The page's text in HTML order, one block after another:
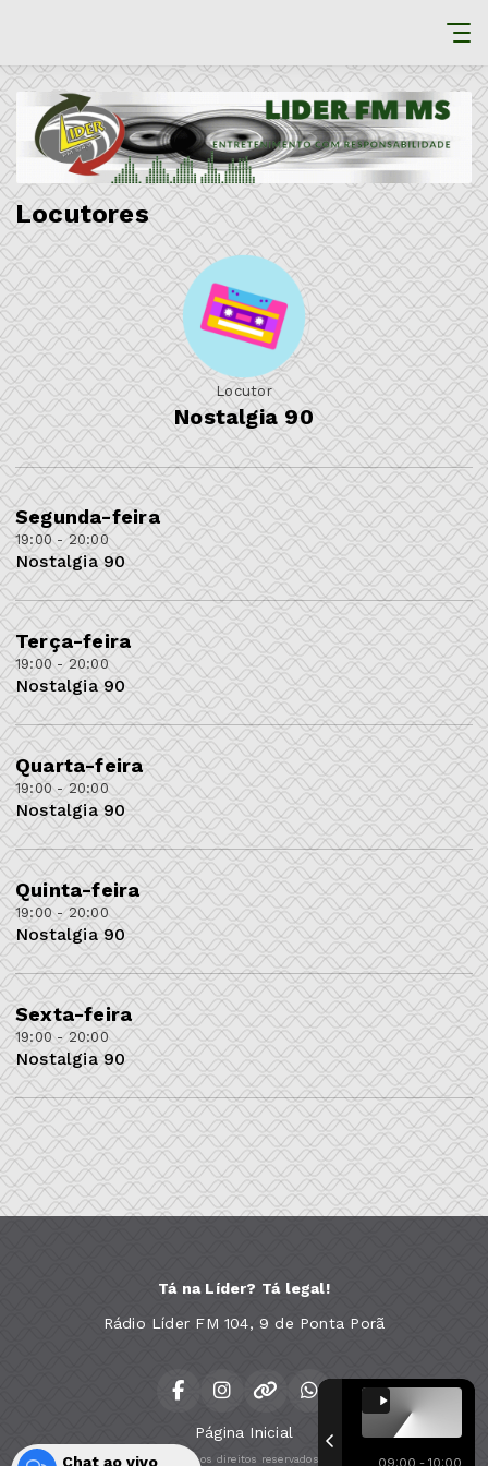
09:00 - 10:00
Locutores
Locutor
Nostalgia 90
Segunda-feira
19:00 - 20:00
Nostalgia 90
Terça-feira
19:00 - 20:00
Nostalgia 90
Quarta-feira
19:00 - 20:00
Nostalgia 90
Quinta-feira
19:00 - 20:00
Nostalgia 90
Sexta-feira
19:00 - 20:00
Nostalgia 90
Tá na Líder? Tá legal!
Rádio Líder FM 104, 9 de Ponta Porã
Página Inicial
Todos os direitos reservados.
Chat ao vivo